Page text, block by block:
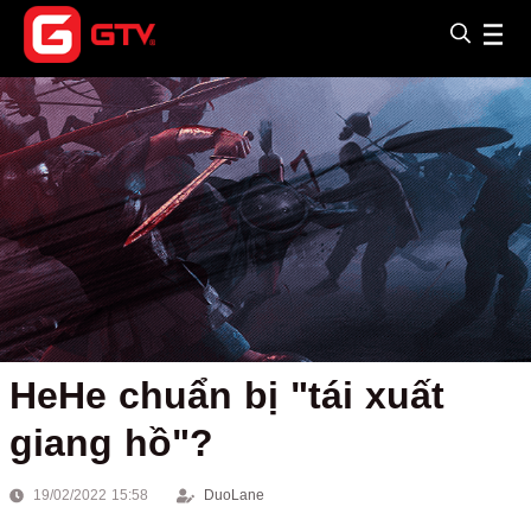
HeHe chuẩn bị "tái xuất
giang hồ"?
19/02/2022 15:58 DuoLane